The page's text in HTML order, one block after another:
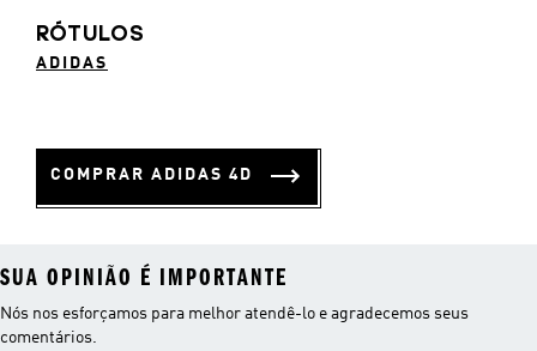
RÓTULOS
ADIDAS
COMPRAR ADIDAS 4D
SUA OPINIÃO É IMPORTANTE
Nós nos esforçamos para melhor atendê-lo e agradecemos seus
comentários.